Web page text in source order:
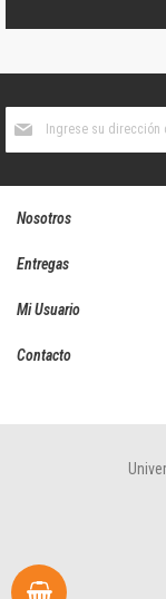
boletín
Nosotros
Entregas
Mi Usuario
Contacto